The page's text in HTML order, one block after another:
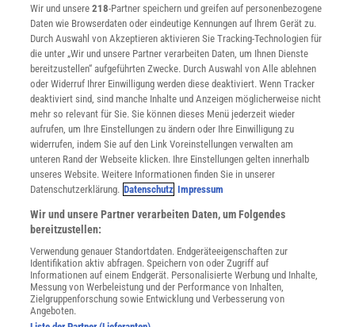
Widerruf
INFO
Mediadaten
Datenschutz
Nutzungsbedingungen
Cookie-Einstellungen
Utiq verwalten
Nutzungsbasierte Onlinewerbung
Alle Artikel
Impressum
Angebote für Schulen
Angebote für Institutionen
Sprachen lernen mit Gymglish
Lexika
Für Spektrum schreiben
Zugänglichkeitserklärung
Wir und unsere218-Partner speichern und greifen auf personenbezogene
Daten wie Browserdaten oder eindeutige Kennungen auf Ihrem Gerät zu.
Durch Auswahl von Akzeptieren aktivieren Sie Tracking-Technologien für
die unter „Wir und unsere Partner verarbeiten Daten, um Ihnen Dienste
bereitzustellen“ aufgeführten Zwecke. Durch Auswahl von Alle ablehnen
oder Widerruf Ihrer Einwilligung werden diese deaktiviert. Wenn Tracker
deaktiviert sind, sind manche Inhalte und Anzeigen möglicherweise nicht
mehr so relevant für Sie. Sie können dieses Menü jederzeit wieder
aufrufen, um Ihre Einstellungen zu ändern oder Ihre Einwilligung zu
widerrufen, indem Sie auf den Link Voreinstellungen verwalten am
unteren Rand der Webseite klicken. Ihre Einstellungen gelten innerhalb
unseres Website. Weitere Informationen finden Sie in unserer
Datenschutzerklärung. Datenschutz Impressum
Wir und unsere Partner verarbeiten Daten, um Folgendes
bereitzustellen:
Verwendung genauer Standortdaten. Endgeräteeigenschaften zur
Identifikation aktiv abfragen. Speichern von oder Zugriff auf
Informationen auf einem Endgerät. Personalisierte Werbung und Inhalte,
Messung von Werbeleistung und der Performance von Inhalten,
Zielgruppenforschung sowie Entwicklung und Verbesserung von
Angeboten.